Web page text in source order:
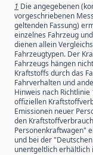
1 Die angegebenen
vorgeschriebenen
geltenden Fassung)
einzelnes Fahrzeug
dienen allein
Fahrzeugtypen. Der
Fahrzeugs hängen
Kraftstoffs durch das
Fahrverhalten und
Hinweis nach
offiziellen
Emissionen neuer
den
Personenkraftwagen"
und bei der
unentgeltlich erhältlich